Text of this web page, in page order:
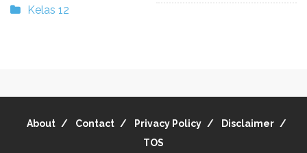
Kelas 12
About Contact Privacy Policy
Disclaimer
TOS